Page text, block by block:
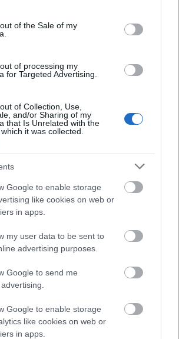
specified purposes in below Google
of the Sale of my
of processing my
for Targeted Advertising.
of Collection, Use,
and/or Sharing of my
that Is Unrelated with the
it was collected.
Google to enable storage
like cookies on web or
in apps.
my user data to be sent to
advertising purposes.
Google to send me
Google to enable storage
like cookies on web or
in apps.
छ, जसले गर्दा तपाईंको खाना रोमाञ्चक
अरुगुलाको आनन्द लिन विभिन्न तरिकाहरू
जहाँ अरुगुला मुख्य आकर्षण हुन सक्छ वा अन्य
सकिन्छ। कुरकुरा, स्वादिष्ट ट्विस्टको लागि
थप्नुहोस्। पौष्टिक र स्वादिष्ट भोजनको
चेरी टमाटर र ग्रिल गरिएको चिकेन प्रयास
बढाउन, यसलाई भिटामिन सी युक्त
सिट्रस फलफूल, बेल खुर्सानी, वा
मात्र हुँदैनन् तर तपाईंको शरीरलाई
गर्न पनि मद्दत गर्छन्। यो तरिकाले तपाईंको
सक्छ।
ताजा पेय पदार्थ बनाउनुहोस्। यसको
राम्रोसँग मिल्छ, जसले गर्दा तपाईंको पेयमा
तपाईंले नयाँ स्वादहरू पत्ता लगाउन सक्नुहुन्छ।